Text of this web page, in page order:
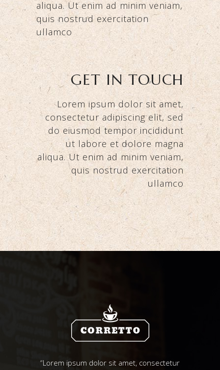
aliqua. Ut enim ad minim veniam,
quis nostrud exercitation
ullamco
GET IN TOUCH
Lorem ipsum dolor sit amet,
consectetur adipiscing elit, sed
do eiusmod tempor incididunt
ut labore et dolore magna
aliqua. Ut enim ad minim veniam,
quis nostrud exercitation
ullamco
“Lorem ipsum dolor sit amet, consectetur